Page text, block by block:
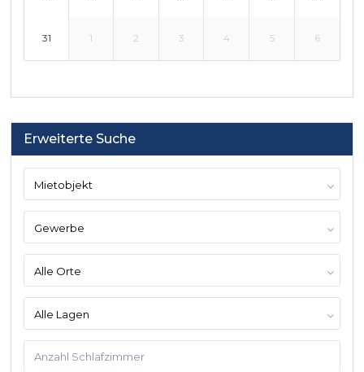
31 1 2 3 4 5 6
Erweiterte Suche
Mietobjekt
Gewerbe
Alle Orte
Alle Lagen